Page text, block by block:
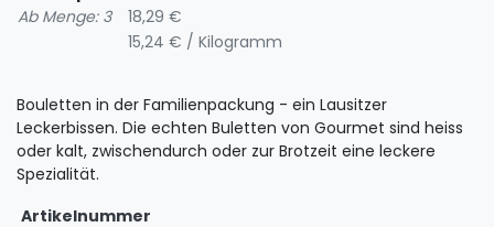
Ab Menge: 3
18,29 €
15,24 € / Kilogramm
Bouletten in der Familienpackung - ein Lausitzer
Leckerbissen. Die echten Buletten von Gourmet sind heiss
oder kalt, zwischendurch oder zur Brotzeit eine leckere
Spezialität.
Artikelnummer